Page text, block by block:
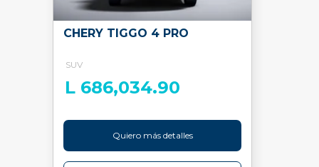
CHERY TIGGO 4 PRO
SUV
L 686,034.90
Quiero más detalles